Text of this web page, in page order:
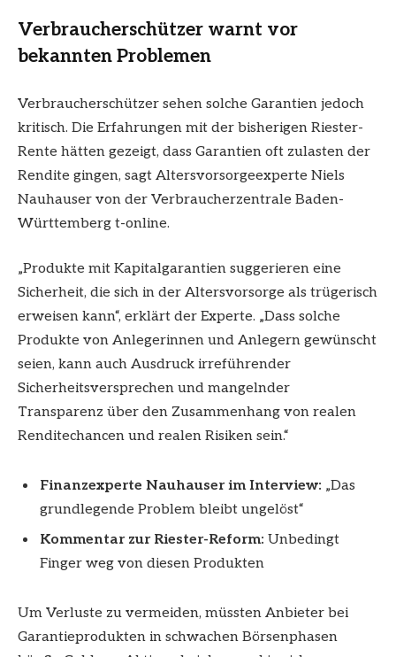
Verbraucherschützer warnt vor
bekannten Problemen
Verbraucherschützer sehen solche Garantien jedoch
kritisch. Die Erfahrungen mit der bisherigen Riester-
Rente hätten gezeigt, dass Garantien oft zulasten der
Rendite gingen, sagt Altersvorsorgeexperte Niels
Nauhauser von der Verbraucherzentrale Baden-
Württemberg t-online.
„Produkte mit Kapitalgarantien suggerieren eine
Sicherheit, die sich in der Altersvorsorge als trügerisch
erweisen kann“, erklärt der Experte. „Dass solche
Produkte von Anlegerinnen und Anlegern gewünscht
seien, kann auch Ausdruck irreführender
Sicherheitsversprechen und mangelnder
Transparenz über den Zusammenhang von realen
Renditechancen und realen Risiken sein.“
Finanzexperte Nauhauser im Interview: „Das
grundlegende Problem bleibt ungelöst“
Kommentar zur Riester-Reform: Unbedingt
Finger weg von diesen Produkten
Um Verluste zu vermeiden, müssten Anbieter bei
Garantieprodukten in schwachen Börsenphasen